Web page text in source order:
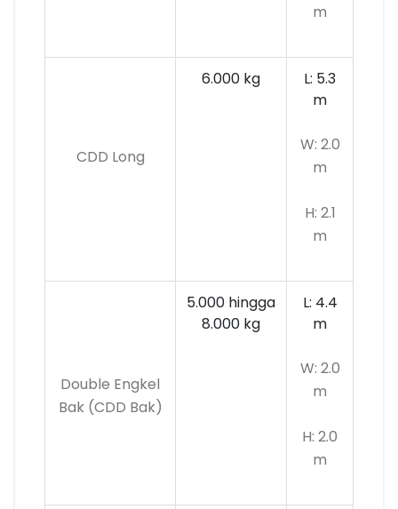
m
CDD Long
6.000 kg
L: 5.3
m
W: 2.0
m
H: 2.1
m
Double Engkel
Bak (CDD Bak)
5.000 hingga
8.000 kg
L: 4.4
m
W: 2.0
m
H: 2.0
m